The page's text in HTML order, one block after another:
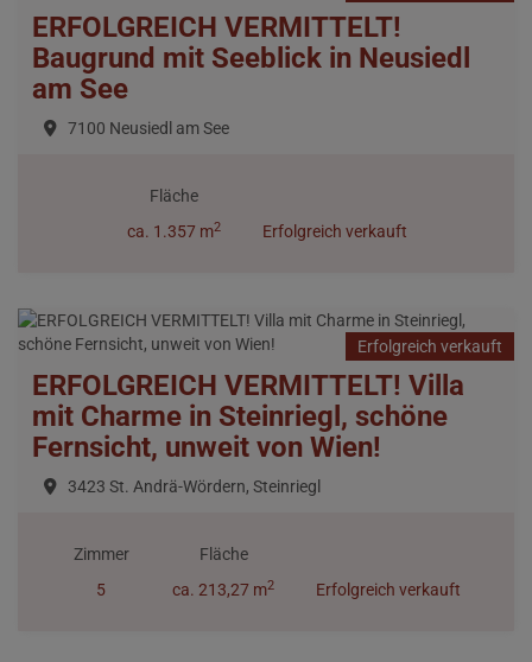
ERFOLGREICH VERMITTELT!
Baugrund mit Seeblick in Neusiedl
am See
7100 Neusiedl am See
Fläche
ca. 1.357 m2 Erfolgreich verkauft
Erfolgreich verkauft
ERFOLGREICH VERMITTELT! Villa
mit Charme in Steinriegl, schöne
Fernsicht, unweit von Wien!
3423 St. Andrä-Wördern, Steinriegl
Zimmer
5
Fläche
ca. 213,27 m2 Erfolgreich verkauft